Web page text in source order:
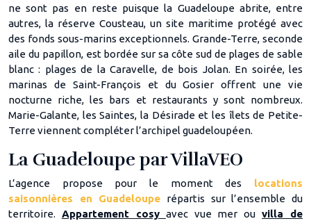
ne sont pas en reste puisque la Guadeloupe abrite, entre
autres, la réserve Cousteau, un site maritime protégé avec
des fonds sous-marins exceptionnels. Grande-Terre, seconde
aile du papillon, est bordée sur sa côte sud de plages de sable
blanc : plages de la Caravelle, de bois Jolan. En soirée, les
marinas de Saint-François et du Gosier offrent une vie
nocturne riche, les bars et restaurants y sont nombreux.
Marie-Galante, les Saintes, la Désirade et les îlets de Petite-
Terre viennent compléter l’archipel guadeloupéen.
La Guadeloupe par VillaVEO
L’agence propose pour le moment des locations
saisonnières en Guadeloupe répartis sur l’ensemble du
territoire. Appartement cosy avec vue mer ouvilla de